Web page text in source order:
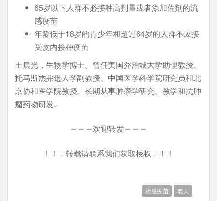
65岁以下人群不必接种高剂量或者添加佐剂的流
感疫苗
年龄低于18岁的青少年和超过64岁的人群不应接
受皮内接种疫苗
王晨光，生物学博士。曾任美国乔治城大学助理教授、
托马斯杰弗逊大学副教授、中国医学科学院研究员和北
京协和医学院教授。长期从事肿瘤学研究、教学和抗肿
瘤药物研发。
～～～欢迎转发～～～
！！！转载请联系我们获取授权！！！
流感疫苗 老人